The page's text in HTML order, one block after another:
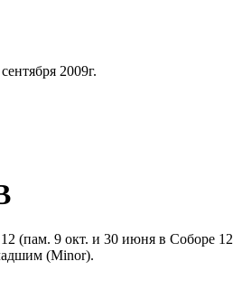
2009г.
12 (пам. 9 окт. и 30 июня в Соборе
(Minor).